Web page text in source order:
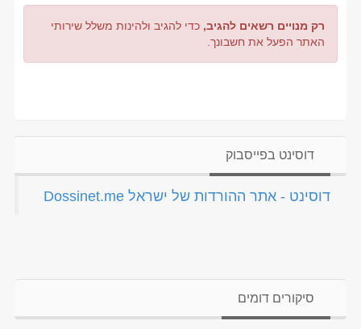
רק מנויים רשאים להגיב, כדי להגיב ולהינות משלל שירותי
האתר הפעל את חשבונך.
דוסינט בפייסבוק
‏דוסינט - אתר ההורדות של ישראל Dossinet.me‏
סיקורים דומים